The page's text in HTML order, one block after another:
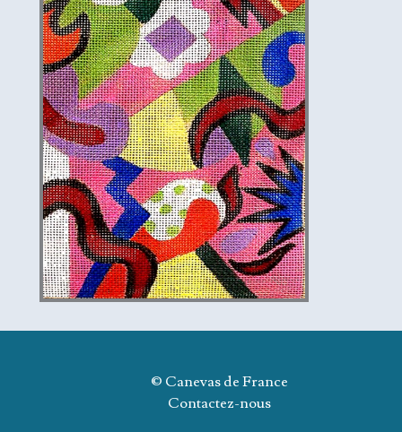
© Canevas de France
Contactez-nous